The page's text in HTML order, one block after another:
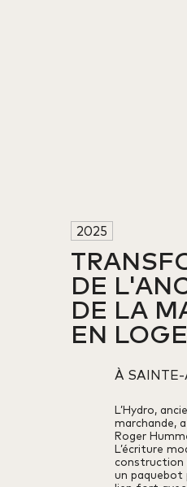
2025
DE
DE LA
EN
À SAINTE-
L’Hydro,
marchande,
Roger
L’écriture
construction
un paquebot